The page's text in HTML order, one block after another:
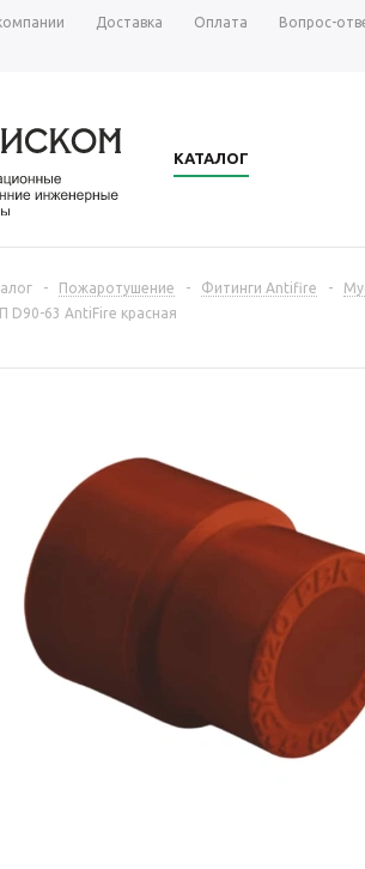
Доставка Оплата Вопрос-
КАТАЛОГ
- Пожаротушение - Фитинги Antifire -
D90-63 AntiFire красная